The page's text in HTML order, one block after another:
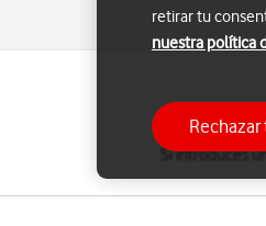
El código
del
Si introduces
retirar tu
nuestra política
Rechazar